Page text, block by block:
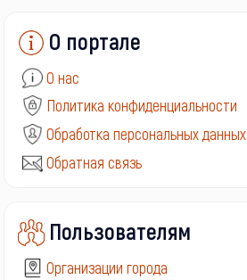
О портале
О нас
Политика конфиденциальности
Обработка персональных данных
Обратная связь
Пользователям
Организации города